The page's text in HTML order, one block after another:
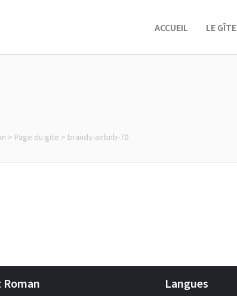
ACCUEIL LE GÎTE
> Page du gite > brands-airbnb-70
Roman Langues